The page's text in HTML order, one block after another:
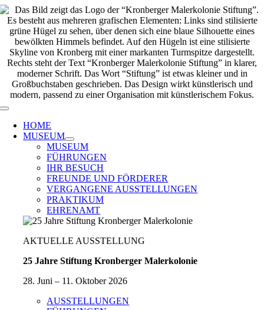
Zum
Inhalt
springen
Toggle
Navigation
HOME
MUSEUM
MUSEUM
FÜHRUNGEN
IHR BESUCH
FREUNDE UND FÖRDERER
VERGANGENE AUSSTELLUNGEN
PRAKTIKUM
EHRENAMT
AKTUELLE AUSSTELLUNG
25 Jahre Stiftung Kronberger Malerkolonie
28. Juni – 11. Oktober 2026
AUSSTELLUNGEN